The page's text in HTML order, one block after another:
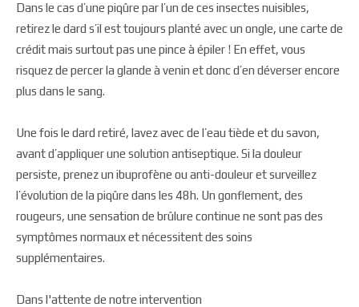
Dans le cas d’une piqûre par l’un de ces insectes nuisibles,
retirez le dard s’il est toujours planté avec un ongle, une carte de
crédit mais surtout pas une pince à épiler ! En effet, vous
risquez de percer la glande à venin et donc d’en déverser encore
plus dans le sang.
Une fois le dard retiré, lavez avec de l’eau tiède et du savon,
avant d’appliquer une solution antiseptique. Si la douleur
persiste, prenez un ibuprofène ou anti-douleur et surveillez
l’évolution de la piqûre dans les 48h. Un gonflement, des
rougeurs, une sensation de brûlure continue ne sont pas des
symptômes normaux et nécessitent des soins
supplémentaires.
Dans l'attente de notre intervention